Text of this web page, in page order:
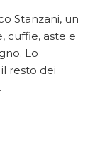
Stanzani, un
cuffie, aste e
Lo
resto dei